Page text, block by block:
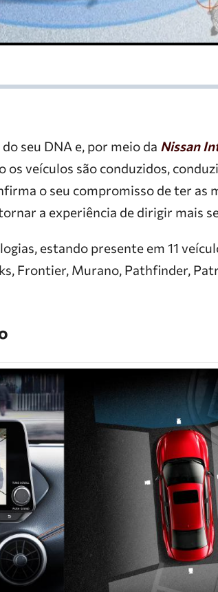
seu DNA e, por meio da Nissan
veículos são conduzidos,
o seu compromisso de ter as
a experiência de dirigir mais
estando presente em 11
Frontier, Murano, Pathfinder,